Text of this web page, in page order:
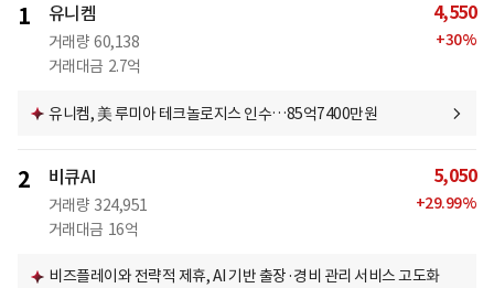
1 유니켐
거래량 60,138
거래대금 2.7억
4,550
+30%
유니켐, 美 루미아 테크놀로지스 인수…85억7400만원
2 비큐AI
거래량 324,951
거래대금 16억
5,050
+29.99%
비즈플레이와 전략적 제휴, AI 기반 출장·경비 관리 서비스 고도화